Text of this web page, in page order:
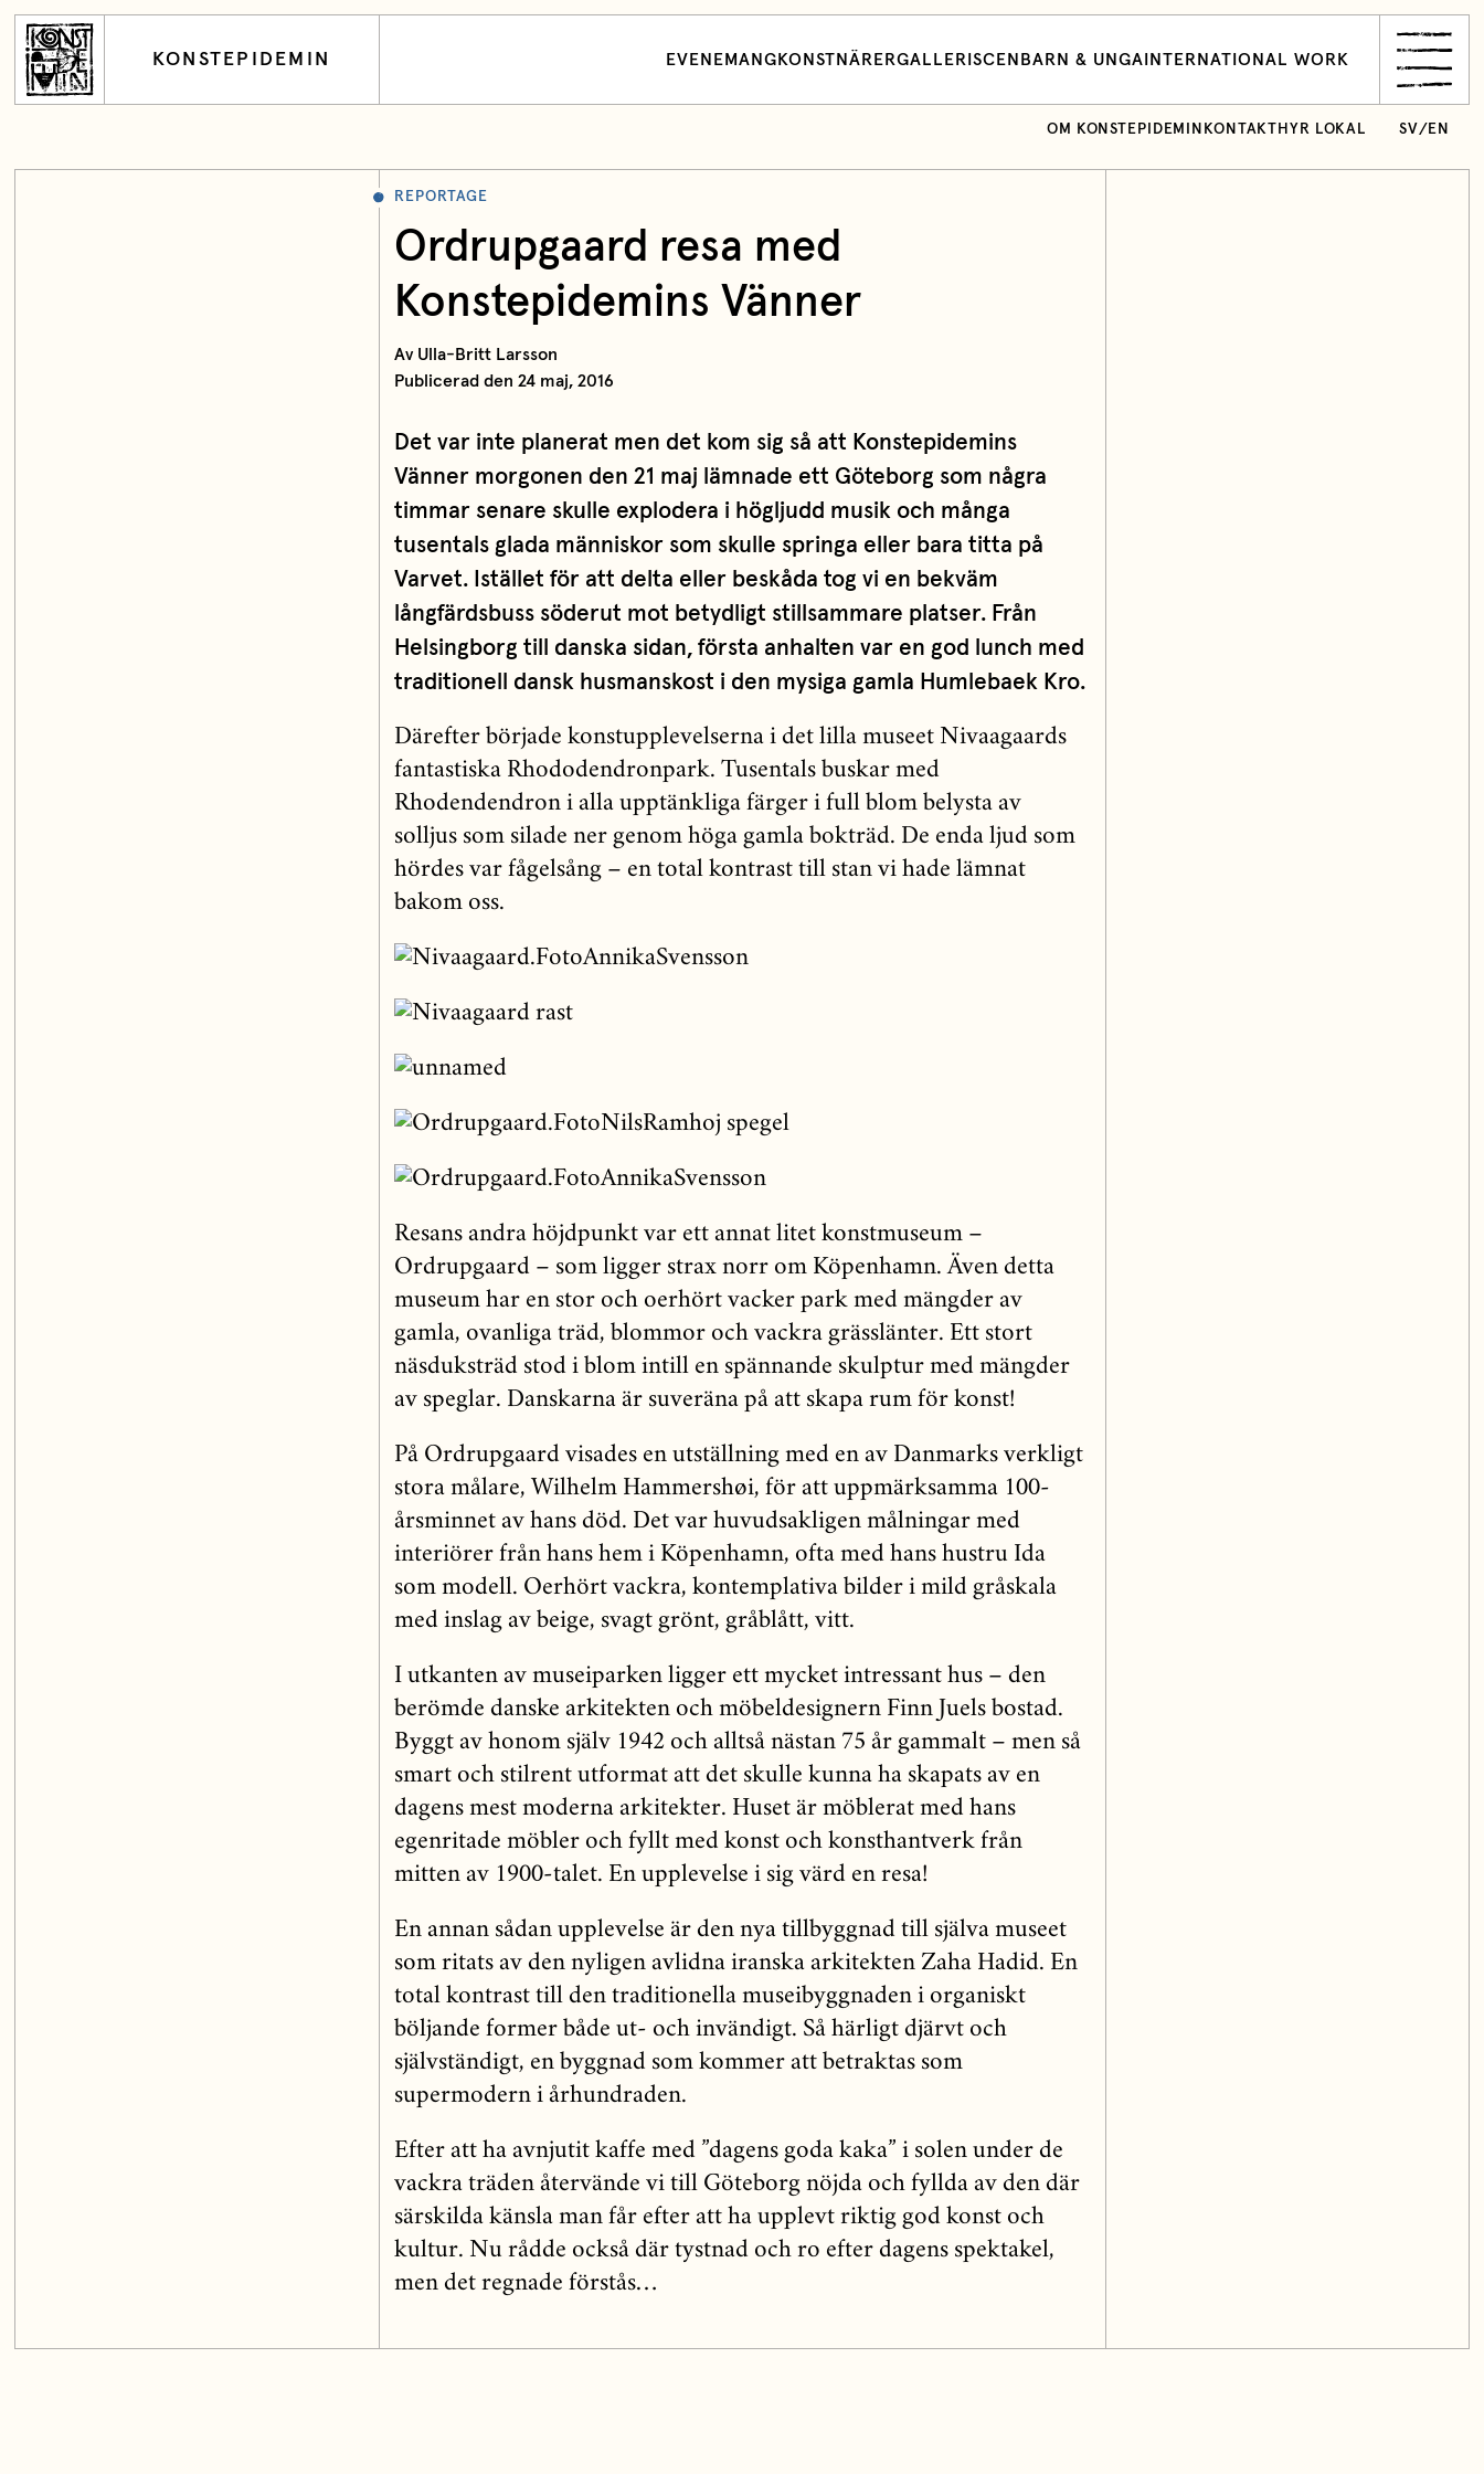
KONSTEPIDEMIN EVENEMANG KONSTNÄRERGALLERI SCEN BARN & UNGA INTERNATIONAL WORK
OM KONSTEPIDEMIN KONTAKT HYR LOKAL SV/ EN
REPORTAGE
Ordrupgaard resa med
Konstepidemins Vänner
Av Ulla-Britt Larsson
Publicerad den 24 maj, 2016
Det var inte planerat men det kom sig så att Konstepidemins
Vänner morgonen den 21 maj lämnade ett Göteborg som några
timmar senare skulle explodera i högljudd musik och många
tusentals glada människor som skulle springa eller bara titta på
Varvet. Istället för att delta eller beskåda tog vi en bekväm
långfärdsbuss söderut mot betydligt stillsammare platser. Från
Helsingborg till danska sidan, första anhalten var en god lunch med
traditionell dansk husmanskost i den mysiga gamla Humlebaek Kro.
Därefter började konstupplevelserna i det lilla museet Nivaagaards
fantastiska Rhododendronpark. Tusentals buskar med
Rhodendendron i alla upptänkliga färger i full blom belysta av
solljus som silade ner genom höga gamla bokträd. De enda ljud som
hördes var fågelsång – en total kontrast till stan vi hade lämnat
bakom oss.
Resans andra höjdpunkt var ett annat litet konstmuseum –
Ordrupgaard – som ligger strax norr om Köpenhamn. Även detta
museum har en stor och oerhört vacker park med mängder av
gamla, ovanliga träd, blommor och vackra grässlänter. Ett stort
näsduksträd stod i blom intill en spännande skulptur med mängder
av speglar. Danskarna är suveräna på att skapa rum för konst!
På Ordrupgaard visades en utställning med en av Danmarks verkligt
stora målare, Wilhelm Hammershøi, för att uppmärksamma 100-
årsminnet av hans död. Det var huvudsakligen målningar med
interiörer från hans hem i Köpenhamn, ofta med hans hustru Ida
som modell. Oerhört vackra, kontemplativa bilder i mild gråskala
med inslag av beige, svagt grönt, gråblått, vitt.
I utkanten av museiparken ligger ett mycket intressant hus – den
berömde danske arkitekten och möbeldesignern Finn Juels bostad.
Byggt av honom själv 1942 och alltså nästan 75 år gammalt – men så
smart och stilrent utformat att det skulle kunna ha skapats av en
dagens mest moderna arkitekter. Huset är möblerat med hans
egenritade möbler och fyllt med konst och konsthantverk från
mitten av 1900-talet. En upplevelse i sig värd en resa!
En annan sådan upplevelse är den nya tillbyggnad till själva museet
som ritats av den nyligen avlidna iranska arkitekten Zaha Hadid. En
total kontrast till den traditionella museibyggnaden i organiskt
böljande former både ut- och invändigt. Så härligt djärvt och
självständigt, en byggnad som kommer att betraktas som
supermodern i århundraden.
Efter att ha avnjutit kaffe med ”dagens goda kaka” i solen under de
vackra träden återvände vi till Göteborg nöjda och fyllda av den där
särskilda känsla man får efter att ha upplevt riktig god konst och
kultur. Nu rådde också där tystnad och ro efter dagens spektakel,
men det regnade förstås…